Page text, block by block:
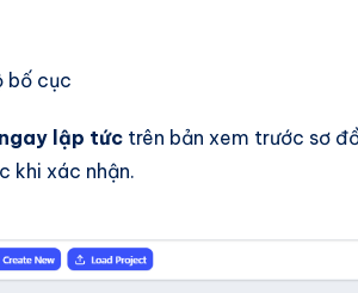
bố cục
lập tức trên bản xem trước sơ
khi xác nhận.